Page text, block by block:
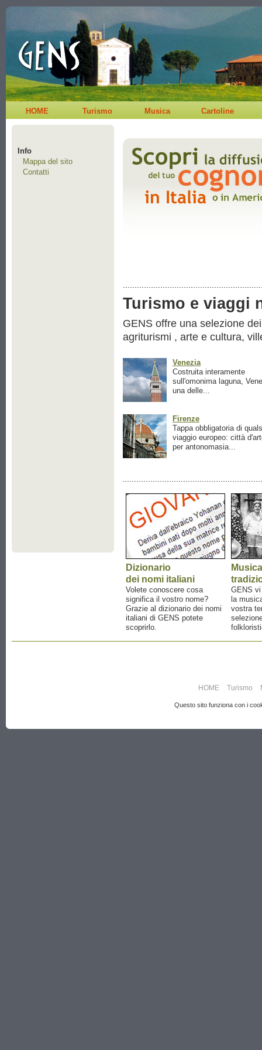
HOME Turismo Musica Cartoline
Info
Mappa del sito
Contatti
Turismo e viaggi
GENS offre una selezione
agriturismi , arte e cultura,
Venezia
Costruita interamente
sull'omonima laguna,
una delle...
Firenze
Tappa obbligatoria di
viaggio europeo: città
per antonomasia...
Dizionario
dei nomi italiani
Volete conoscere cosa
significa il vostro nome?
Grazie al dizionario dei nomi
italiani di GENS potete
scoprirlo.
Musica
GENS
la
vostra
HOME Turismo
Questo sito funziona con i